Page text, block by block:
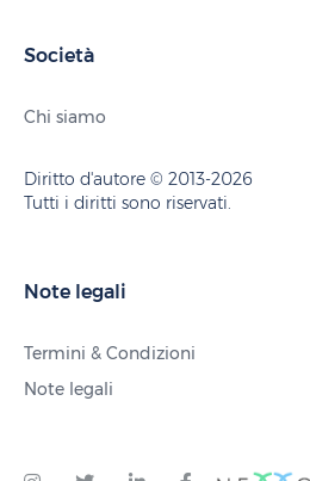
Società
Chi siamo
Diritto d'autore © 2013-2026
Tutti i diritti sono riservati.
Note legali
Termini & Condizioni
Note legali